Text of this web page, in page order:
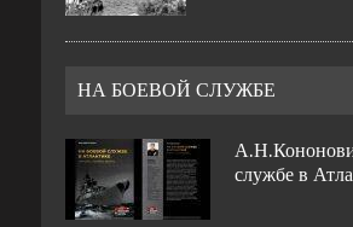
НА БОЕВОЙ СЛУЖБЕ
службе в